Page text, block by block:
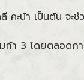
คะน้า เป็นต้น จะ
ก้า 3 โดยตลอด